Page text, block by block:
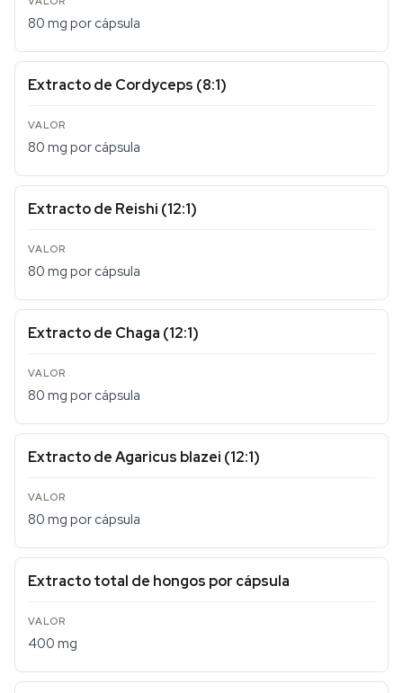
80 mg por cápsula
Extracto de Cordyceps (8:1)
80 mg por cápsula
Extracto de Reishi (12:1)
80 mg por cápsula
Extracto de Chaga (12:1)
80 mg por cápsula
Extracto de Agaricus blazei (12:1)
80 mg por cápsula
Extracto total de hongos por cápsula
400 mg